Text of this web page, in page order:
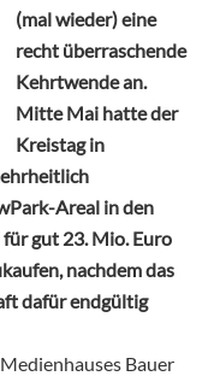
(mal wieder) eine
recht überraschende
Kehrtwende an.
Mitte Mai hatte der
Kreistag in
Areal in den
gut 23. Mio. Euro
nachdem das
dafür endgültig
Bauer